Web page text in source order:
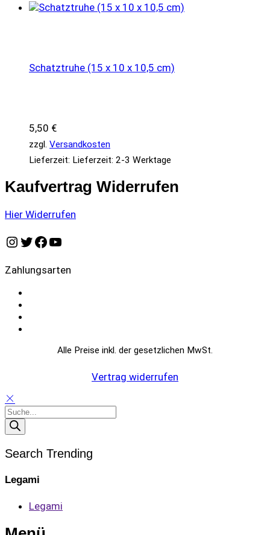
Schatztruhe (15 x 10 x 10,5 cm)
5,50 €
zzgl. Versandkosten
Lieferzeit: Lieferzeit: 2-3 Werktage
Kaufvertrag Widerrufen
Hier Widerrufen
Instagram
Twitter
Facebook
YouTube
Zahlungsarten
Alle Preise inkl. der gesetzlichen MwSt.
Vertrag widerrufen
Products
search
Search Trending
Legami
Legami